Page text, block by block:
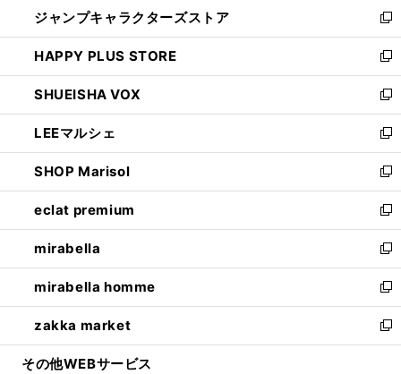
く
ィ
ン
ド
ウ
で
開
く
い
ウ
ィ
ン
ド
ウ
で
開
く
ジャンプキャラクターズストア
新
し
い
ウ
ィ
ン
ド
ウ
で
開
く
HAPPY PLUS STORE
新
し
い
ウ
ィ
ン
ド
ウ
で
開
く
SHUEISHA VOX
新
し
い
ウ
ィ
ン
ド
ウ
で
開
く
LEEマルシェ
新
し
い
ウ
ィ
ン
ド
ウ
で
開
く
SHOP Marisol
新
し
い
ウ
ィ
ン
ド
ウ
で
開
eclat premium
新
し
い
ウ
ィ
ン
ド
ウ
mirabella
新
し
い
ウ
ィ
ン
mirabella homme
新
し
い
ウ
zakka market
新
し
その他WEBサービス